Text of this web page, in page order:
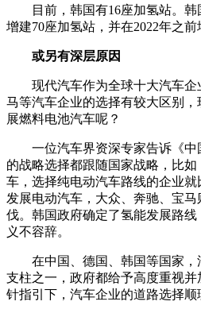
目前，韩国有16座加氢站。
增建70座加氢站，并在2022年之前
或另有深层原因
现代汽车作为全球十大汽车
马等汽车企业的选择有较大区别
展燃料电池汽车呢？
一位汽车界资深专家告诉《
的战略选择都跟随国家战略，比
车，选择纯电动汽车路线的企业
发展电动汽车，大众、奔驰、宝
伐。韩国政府确定了氢能发展路
义不容辞。
在中国、德国、韩国等国家
支柱之一，政府都给予高度重视
针指引下，汽车企业的道路选择顺